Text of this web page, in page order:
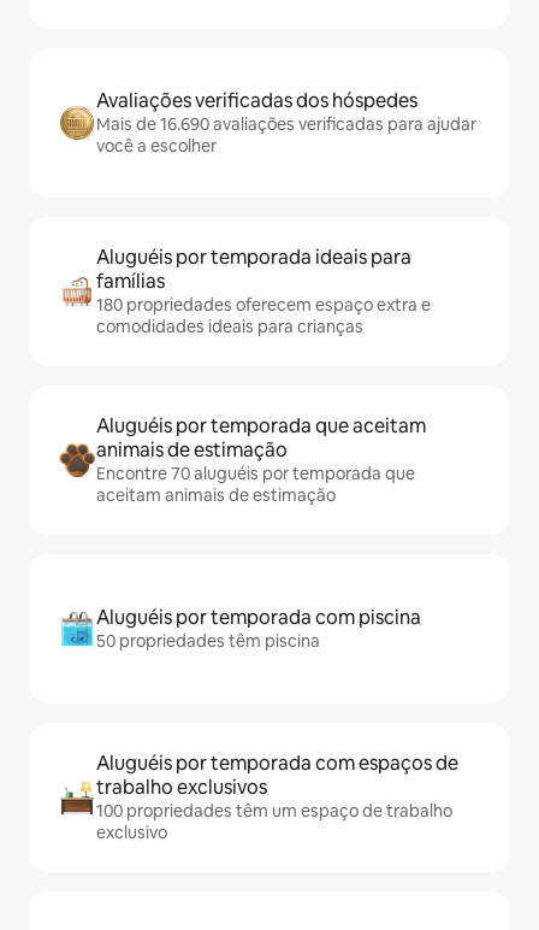
Avaliações verificadas dos hóspedes
Mais de 16.690 avaliações verificadas para ajudar
você a escolher
Aluguéis por temporada ideais para
famílias
180 propriedades oferecem espaço extra e
comodidades ideais para crianças
Aluguéis por temporada que aceitam
animais de estimação
Encontre 70 aluguéis por temporada que
aceitam animais de estimação
Aluguéis por temporada com piscina
50 propriedades têm piscina
Aluguéis por temporada com espaços de
trabalho exclusivos
100 propriedades têm um espaço de trabalho
exclusivo